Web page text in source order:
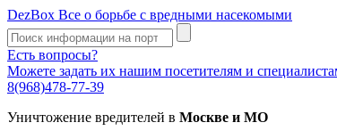
DezBox Все о борьбе с вредными насекомыми
Есть вопросы?
Можете задать их нашим посетителям и
8(968)478-77-39
Уничтожение вредителей в Москве и МО